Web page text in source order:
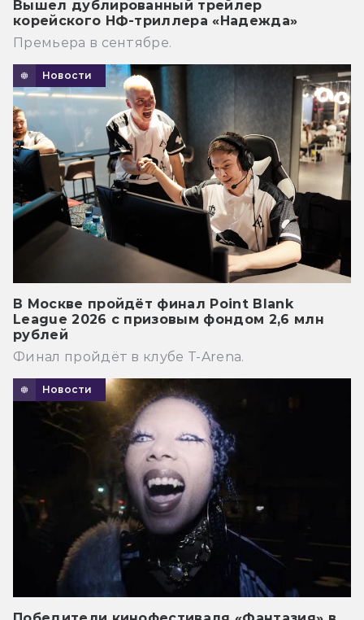
Вышел дублированный трейлер
корейского НФ-триллера «Надежда»
Премьера в сентябре.
Новости
В Москве пройдёт финал Point Blank
League 2026 с призовым фондом 2,6 млн
рублей
Финал пройдёт в клубе T-Arena.
Новости